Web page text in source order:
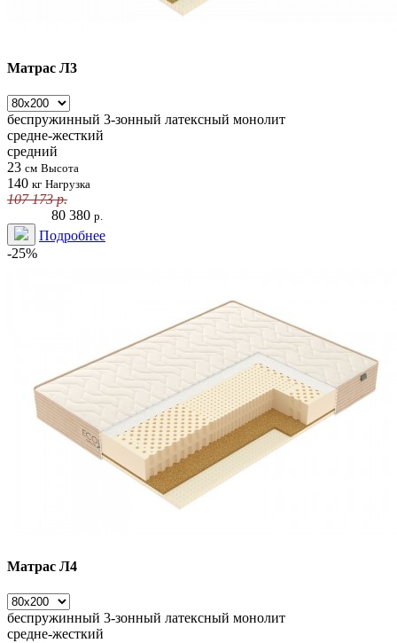
Матрас Л3
беспружинный 3-зонный латексный монолит
средне-жесткий
средний
23 см Высота
140 кг Нагрузка
107 173р.
80 380 р.
Подробнее
-25%
Матрас Л4
беспружинный 3-зонный латексный монолит
средне-жесткий